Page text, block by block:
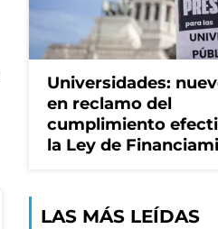
Universidades:
en reclamo del
cumplimiento
la Ley de
LAS MÁS LEÍDAS